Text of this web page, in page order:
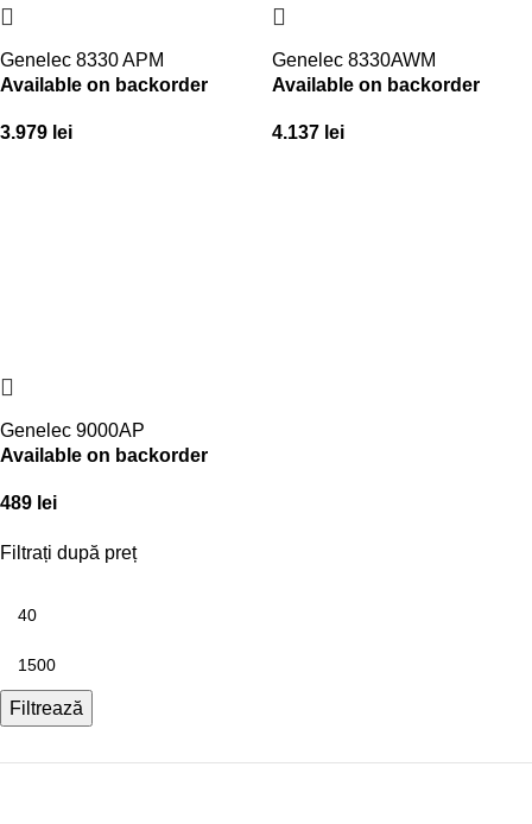
Filtrați după preț
Filtrează
Genelec 8330 APM
Available on backorder
3.979 lei
Genelec 8330AWM
Available on backorder
4.137 lei
Genelec 9000AP
Available on backorder
489 lei